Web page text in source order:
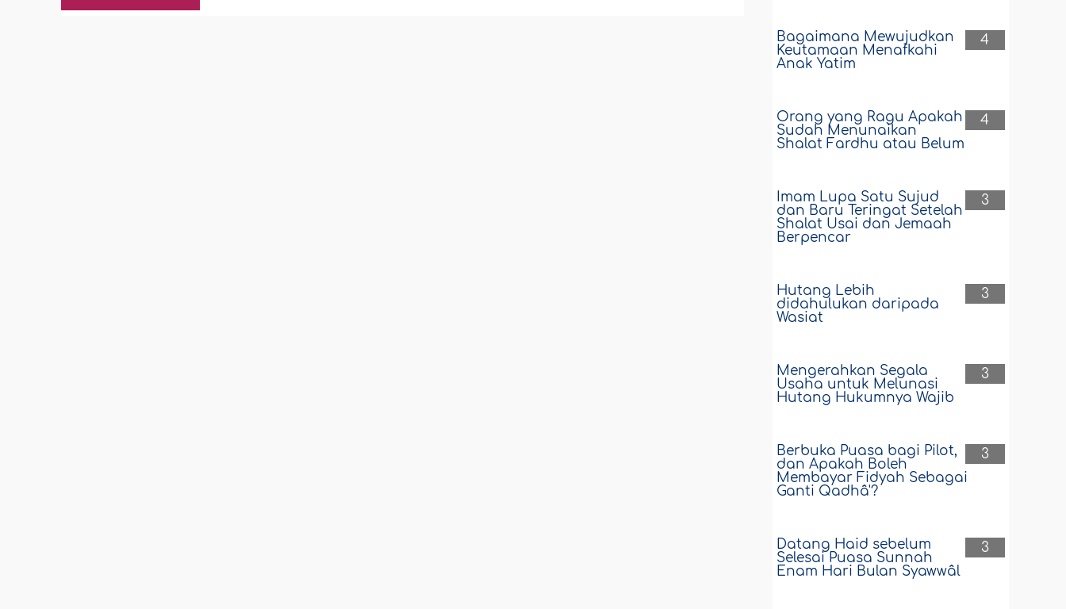
4
Bagaimana Mewujudkan
Keutamaan Menafkahi
Anak Yatim
4
Orang yang Ragu Apakah
Sudah Menunaikan
Shalat Fardhu atau Belum
3
Imam Lupa Satu Sujud
dan Baru Teringat Setelah
Shalat Usai dan Jemaah
Berpencar
3
Hutang Lebih
didahulukan daripada
Wasiat
3
Mengerahkan Segala
Usaha untuk Melunasi
Hutang Hukumnya Wajib
3
Berbuka Puasa bagi Pilot,
dan Apakah Boleh
Membayar Fidyah Sebagai
Ganti Qadhâ'?
3
Datang Haid sebelum
Selesai Puasa Sunnah
Enam Hari Bulan Syawwâl